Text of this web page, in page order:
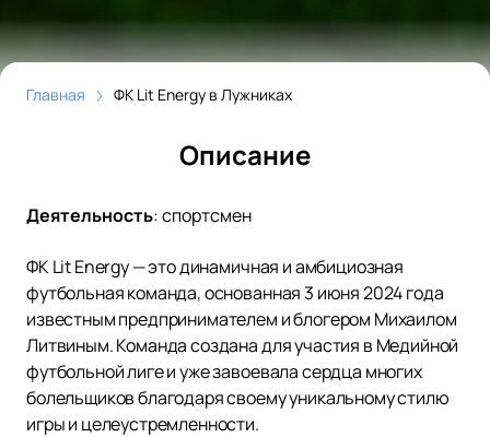
Главная ФК Lit Energy в Лужниках
Описание
Деятельность:спортсмен
ФК Lit Energy — это динамичная и амбициозная
футбольная команда, основанная 3 июня 2024 года
известным предпринимателем и блогером Михаилом
Литвиным. Команда создана для участия в Медийной
футбольной лиге и уже завоевала сердца многих
болельщиков благодаря своему уникальному стилю
игры и целеустремленности.